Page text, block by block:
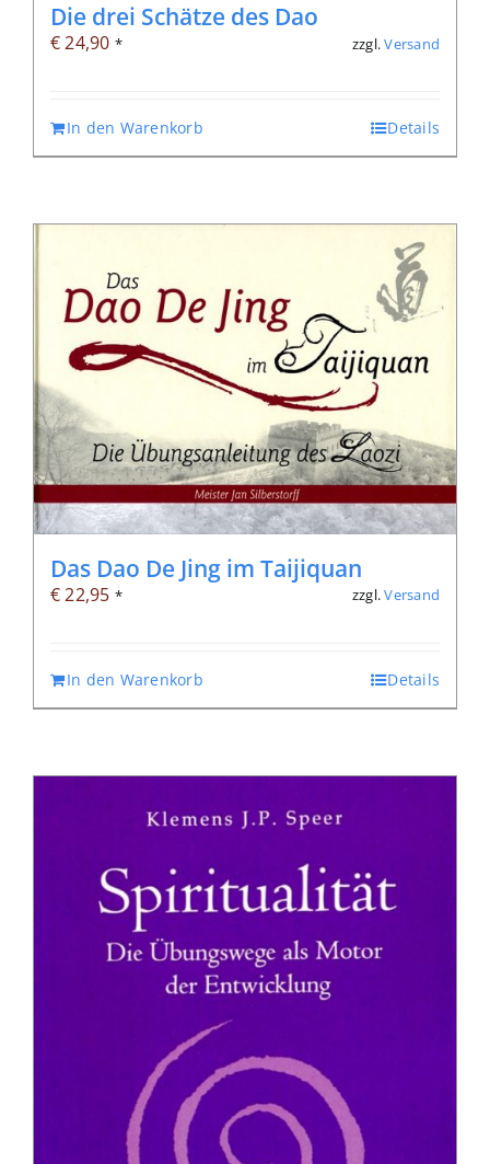
Die drei Schätze des Dao
€24,90 * zzgl.Versand
In den Warenkorb Details
Das Dao De Jing im Taijiquan
€22,95 * zzgl.Versand
In den Warenkorb Details